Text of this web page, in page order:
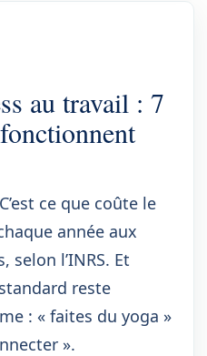
au travail : 7
ce que coûte le
année aux
selon l’INRS. Et
reste
: « faites du yoga »
».